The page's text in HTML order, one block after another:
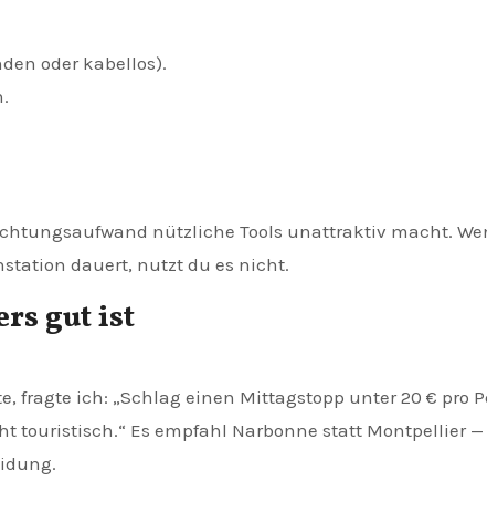
oder kabellos).
nützliche Tools unattraktiv macht.
dauert, nutzt du es nicht.
gut ist
fragte ich: „Schlag einen Mittagstopp unter 20 € pro
touristisch.“ Es empfahl Narbonne statt Montpellier